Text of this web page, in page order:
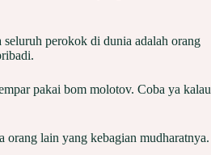
perokok di dunia adalah orang
pakai bom molotov. Coba ya kalau
orang lain yang kebagian mudharatnya.